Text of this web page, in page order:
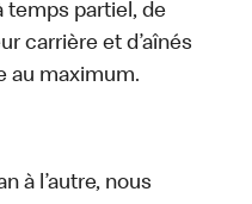
temps partiel, de
carrière et d’aînés
au maximum.
à l’autre, nous